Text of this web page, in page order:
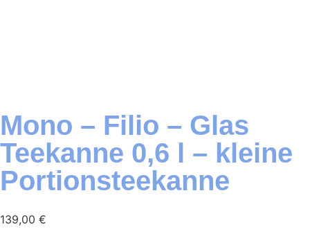
Mono – Filio – Glas
Teekanne 0,6 l – kleine
Portionsteekanne
139,00 €